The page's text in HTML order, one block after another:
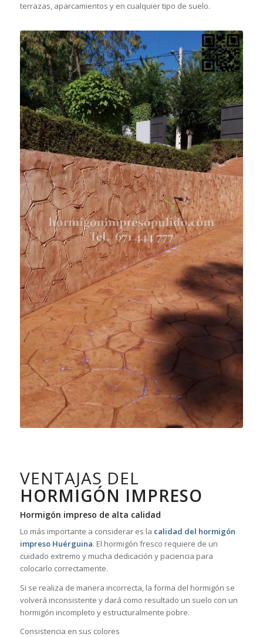
terrazas, aparcamientos y en cualquier tipo de suelo.
VENTAJAS DEL
HORMIGÓN IMPRESO
Hormigón impreso de alta calidad
Lo más importante a considerar es la calidad del hormigón
impreso Huérguina. El hormigón fresco requiere de un
cuidado extremo y mucha dedicación y paciencia para
colocarlo correctamente.
Si se realiza de manera incorrecta, la forma del hormigón se
volverá inconsistente y dará como resultado un suelo con un
hormigón incompleto y estructuralmente pobre.
Consistencia en sus colores